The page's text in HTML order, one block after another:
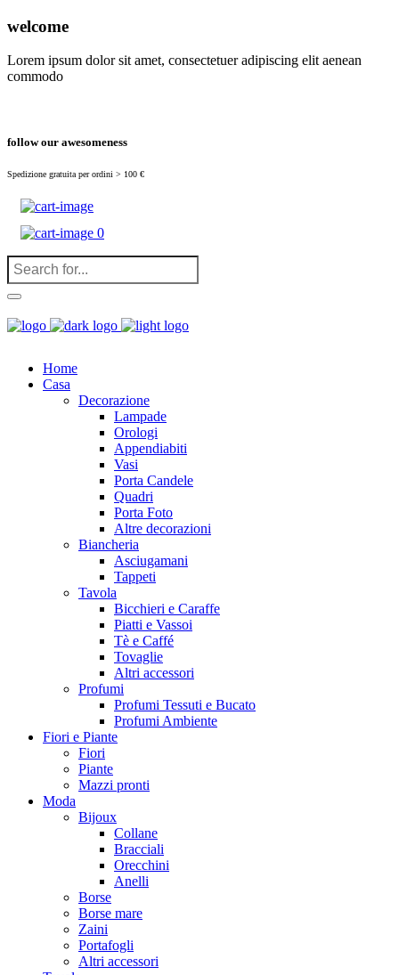
welcome
Lorem ipsum dolor sit amet, consectetuer adipiscing elit aenean
commodo
follow our awesomeness
Spedizione gratuita per ordini > 100 €
0
Home
Casa
Decorazione
Lampade
Orologi
Appendiabiti
Vasi
Porta Candele
Quadri
Porta Foto
Altre decorazioni
Biancheria
Asciugamani
Tappeti
Tavola
Bicchieri e Caraffe
Piatti e Vassoi
Tè e Caffé
Tovaglie
Altri accessori
Profumi
Profumi Tessuti e Bucato
Profumi Ambiente
Fiori e Piante
Fiori
Piante
Mazzi pronti
Moda
Bijoux
Collane
Bracciali
Orecchini
Anelli
Borse
Borse mare
Zaini
Portafogli
Altri accessori